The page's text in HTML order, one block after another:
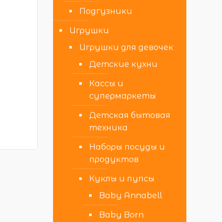
Подгузники
Игрушки
Игрушки для девочек
Детские кухни
Кассы и
супермаркеты
Детская бытовая
техника
Наборы посуды и
продуктов
Куклы и пупсы
Baby Annabell
Baby Born